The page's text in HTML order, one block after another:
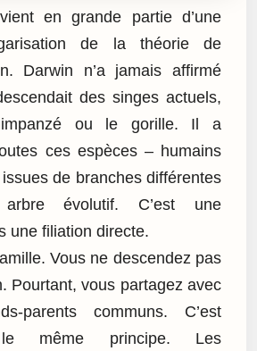
en grande partie d’une
de la théorie de
Darwin n’a jamais affirmé
des singes actuels,
ou le gorille. Il a
ces espèces – humains
de branches différentes
évolutif. C’est une
une filiation directe.
Vous ne descendez pas
Pourtant, vous partagez avec
parents communs. C’est
le même principe. Les